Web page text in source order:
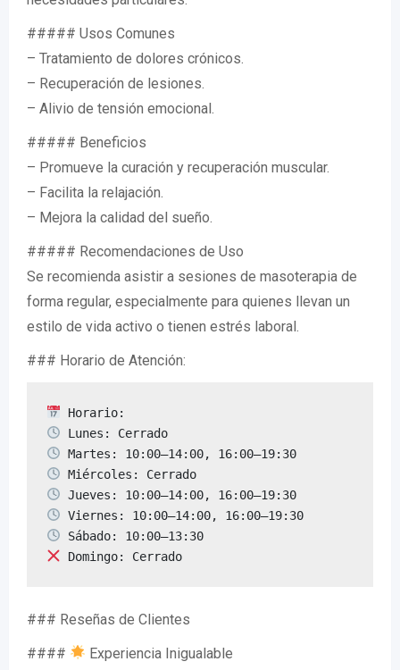
##### Usos Comunes
– Tratamiento de dolores crónicos.
– Recuperación de lesiones.
– Alivio de tensión emocional.
##### Beneficios
– Promueve la curación y recuperación muscular.
– Facilita la relajación.
– Mejora la calidad del sueño.
##### Recomendaciones de Uso
Se recomienda asistir a sesiones de masoterapia de
forma regular, especialmente para quienes llevan un
estilo de vida activo o tienen estrés laboral.
### Horario de Atención:
Domingo: Cerrado
### Reseñas de Clientes
####
Experiencia Inigualable